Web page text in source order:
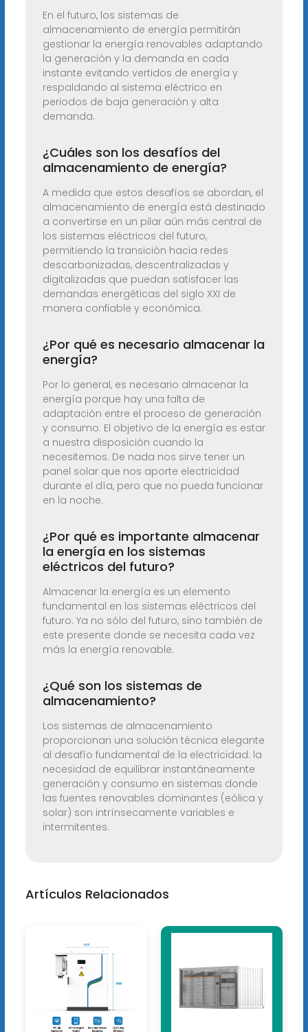
En el futuro, los sistemas de
almacenamiento de energía permitirán
gestionar la energía renovables adaptando
la generación y la demanda en cada
instante evitando vertidos de energía y
respaldando al sistema eléctrico en
periodos de baja generación y alta
demanda.
¿Cuáles son los desafíos del
almacenamiento de energía?
A medida que estos desafíos se abordan, el
almacenamiento de energía está destinado
a convertirse en un pilar aún más central de
los sistemas eléctricos del futuro,
permitiendo la transición hacia redes
descarbonizadas, descentralizadas y
digitalizadas que puedan satisfacer las
demandas energéticas del siglo XXI de
manera confiable y económica.
¿Por qué es necesario almacenar la
energía?
Por lo general, es necesario almacenar la
energía porque hay una falta de
adaptación entre el proceso de generación
y consumo. El objetivo de la energía es estar
a nuestra disposición cuando la
necesitemos. De nada nos sirve tener un
panel solar que nos aporte electricidad
durante el día, pero que no pueda funcionar
en la noche.
¿Por qué es importante almacenar
la energía en los sistemas
eléctricos del futuro?
Almacenar la energía es un elemento
fundamental en los sistemas eléctricos del
futuro. Ya no sólo del futuro, sino también de
este presente donde se necesita cada vez
más la energía renovable.
¿Qué son los sistemas de
almacenamiento?
Los sistemas de almacenamiento
proporcionan una solución técnica elegante
al desafío fundamental de la electricidad: la
necesidad de equilibrar instantáneamente
generación y consumo en sistemas donde
las fuentes renovables dominantes (eólica y
solar) son intrínsecamente variables e
intermitentes.
Artículos Relacionados